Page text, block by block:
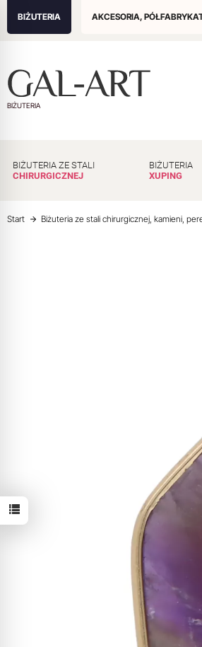
BIŻUTERIA AKCESORIA,
BIŻUTERIA
BIŻUTERIA ZE STALI
CHIRURGICZNEJ
BIŻUTERIA
XUPING
Start Biżuteria ze stali chirurgicznej, kamieni,